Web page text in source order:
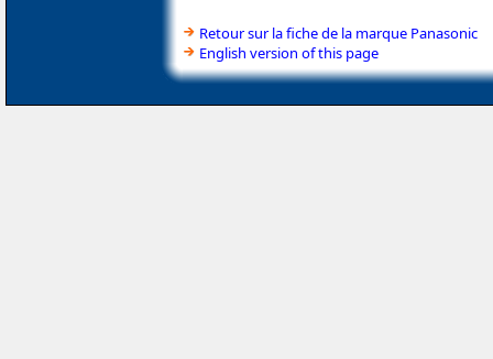
Retour sur la fiche de la marque Panasonic
English version of this page